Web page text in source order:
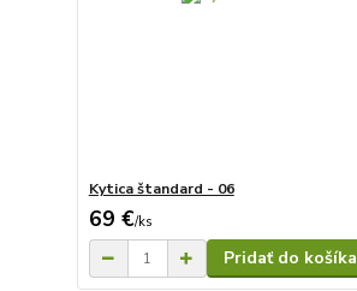
Kytica štandard - 06
69 €/ks
Pridať do košíka